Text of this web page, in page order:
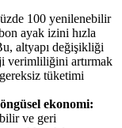
100 yenilenebilir
ayak izini hızla
altyapı değişikliği
verimliliğini artırmak
tüketimi
ekonomi:
ve geri